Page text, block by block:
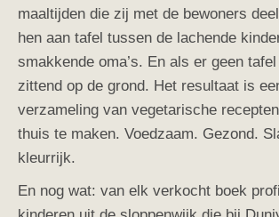
maaltijden die zij met de bewoners
hen aan tafel tussen de lachende
smakkende oma’s. En als er geen
zittend op de grond. Het resultaat is
verzameling van vegetarische
thuis te maken. Voedzaam. Gezond.
kleurrijk.
En nog wat: van elk verkocht boek